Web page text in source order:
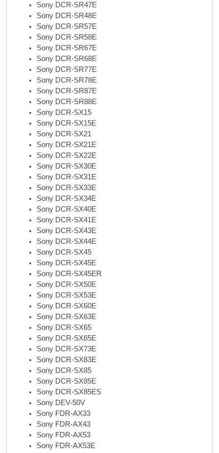
Sony DCR-SR47E
Sony DCR-SR48E
Sony DCR-SR57E
Sony DCR-SR58E
Sony DCR-SR67E
Sony DCR-SR68E
Sony DCR-SR77E
Sony DCR-SR78E
Sony DCR-SR87E
Sony DCR-SR88E
Sony DCR-SX15
Sony DCR-SX15E
Sony DCR-SX21
Sony DCR-SX21E
Sony DCR-SX22E
Sony DCR-SX30E
Sony DCR-SX31E
Sony DCR-SX33E
Sony DCR-SX34E
Sony DCR-SX40E
Sony DCR-SX41E
Sony DCR-SX43E
Sony DCR-SX44E
Sony DCR-SX45
Sony DCR-SX45E
Sony DCR-SX45ER
Sony DCR-SX50E
Sony DCR-SX53E
Sony DCR-SX60E
Sony DCR-SX63E
Sony DCR-SX65
Sony DCR-SX65E
Sony DCR-SX73E
Sony DCR-SX83E
Sony DCR-SX85
Sony DCR-SX85E
Sony DCR-SX85ES
Sony DEV-50V
Sony FDR-AX33
Sony FDR-AX43
Sony FDR-AX53
Sony FDR-AX53E